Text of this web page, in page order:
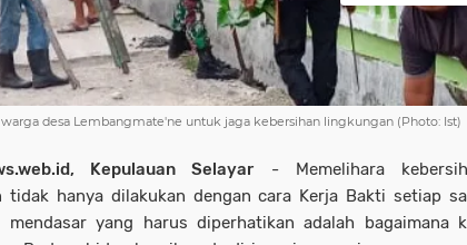
warga desa Lembangmate'ne untuk jaga kebersihan lingkungan (Photo: Ist)
Kepulauan Selayar - Memelihara
tidak hanya dilakukan dengan cara Kerja Bakti setiap
mendasar yang harus diperhatikan adalah bagaimana